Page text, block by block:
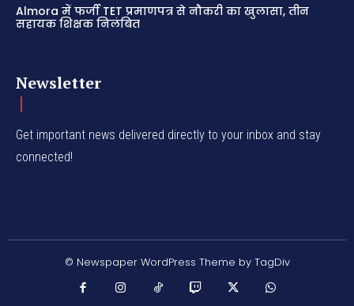
Almora में फर्जी TET प्रमाणपत्र से नौकरी का खुलासा, तीन
सहायक शिक्षक निलंबित
Newsletter
Get important news delivered directly to your inbox and stay
connected!
© Newspaper WordPress Theme by TagDiv